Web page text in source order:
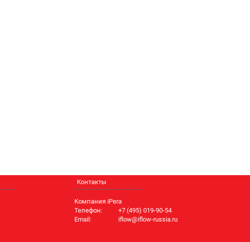
Контакты
Компания iPera
Телефон:
+7 (495) 019-90-54
Email:
iflow@iflow-russia.ru